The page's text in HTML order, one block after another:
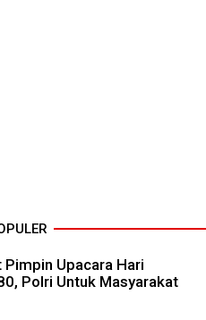
Upacara Hari
Polri Untuk Masyarakat